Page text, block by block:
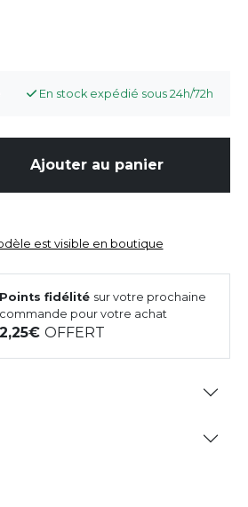
En stock expédié sous 24h/72h
Ajouter au panier
est visible en boutique
Points fidélité sur votre prochaine
commande pour votre achat
2,25OFFERT